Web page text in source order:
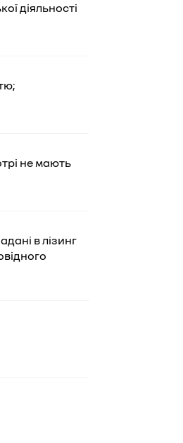
діяльності
не мають
в лізинг